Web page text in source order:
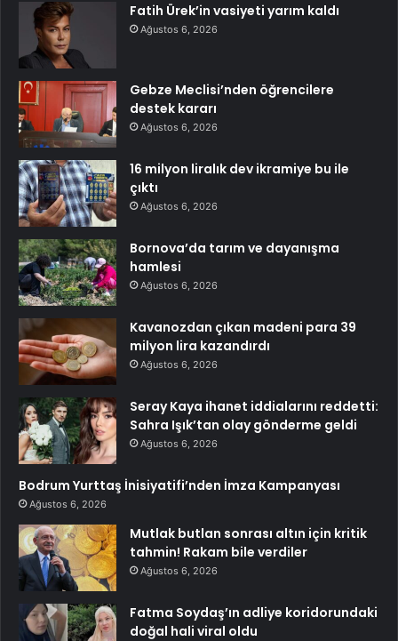
Fatih Ürek’in vasiyeti yarım kaldı
Ağustos 6, 2026
Gebze Meclisi’nden öğrencilere
destek kararı
Ağustos 6, 2026
16 milyon liralık dev ikramiye bu ile
çıktı
Ağustos 6, 2026
Bornova’da tarım ve dayanışma
hamlesi
Ağustos 6, 2026
Kavanozdan çıkan madeni para 39
milyon lira kazandırdı
Ağustos 6, 2026
Seray Kaya ihanet iddialarını reddetti:
Sahra Işık’tan olay gönderme geldi
Ağustos 6, 2026
Bodrum Yurttaş İnisiyatifi’nden İmza Kampanyası
Ağustos 6, 2026
Mutlak butlan sonrası altın için kritik
tahmin! Rakam bile verdiler
Ağustos 6, 2026
Fatma Soydaş’ın adliye koridorundaki
doğal hali viral oldu